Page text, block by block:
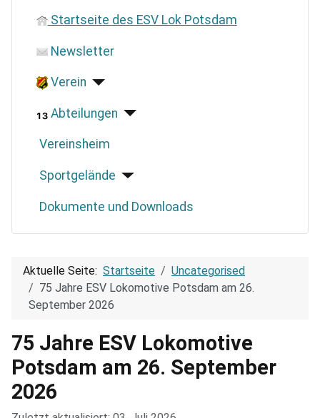
Startseite des ESV Lok Potsdam
Newsletter
Verein
Abteilungen
Vereinsheim
Sportgelände
Dokumente und Downloads
Aktuelle Seite: Startseite
Uncategorised
75 Jahre ESV Lokomotive Potsdam am 26.
September 2026
75 Jahre ESV Lokomotive
Potsdam am 26. September
2026